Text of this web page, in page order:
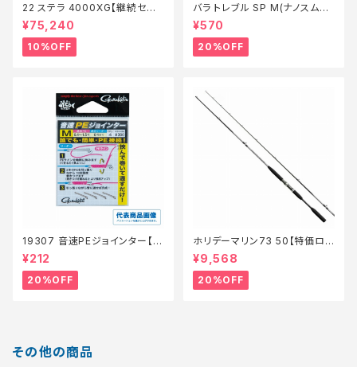
22 ステラ 4000XG【継続セー
ル_リール】【10】
¥75,240
10%OFF
バラ トレブル SP M(ナノスムー
スコート)【特価仕掛】【20】
¥570
20%OFF
19307 音速PEジョインター【特
価仕掛】【20】
¥212
20%OFF
ホリデーマリン73 50【特価ロッ
ド】【20】
¥9,568
20%OFF
その他の商品